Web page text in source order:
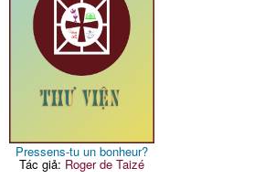
Pressens-tu un bonheur?
Tác giả: Roger de Taizé